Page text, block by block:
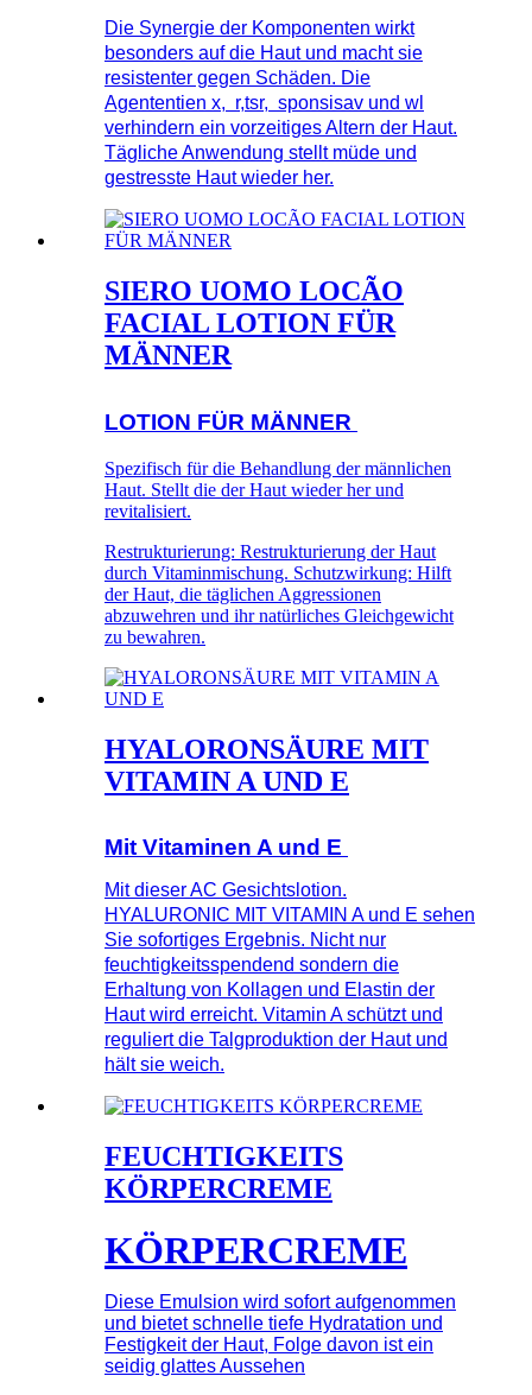
Die Synergie der Komponenten wirkt
besonders auf die Haut und macht sie
resistenter gegen Schäden. Die
Agententien x, r,tsr, sponsisav und wl
verhindern ein vorzeitiges Altern der Haut.
Tägliche Anwendung stellt müde und
gestresste Haut wieder her.
SIERO UOMO LOCÃO
FACIAL LOTION FÜR
MÄNNER
LOTION FÜR MÄNNER
Spezifisch für die Behandlung der männlichen
Haut. Stellt die der Haut wieder her und
revitalisiert.
Restrukturierung: Restrukturierung der Haut
durch Vitaminmischung. Schutzwirkung: Hilft
der Haut, die täglichen Aggressionen
abzuwehren und ihr natürliches Gleichgewicht
zu bewahren.
HYALORONSÄURE MIT
VITAMIN A UND E
Mit Vitaminen A und E
Mit dieser AC Gesichtslotion.
HYALURONIC MIT VITAMIN A und E sehen
Sie sofortiges Ergebnis. Nicht nur
feuchtigkeitsspendend sondern die
Erhaltung von Kollagen und Elastin der
Haut wird erreicht. Vitamin A schützt und
reguliert die Talgproduktion der Haut und
hält sie weich.
FEUCHTIGKEITS
KÖRPERCREME
KÖRPERCREME
Diese Emulsion wird sofort aufgenommen
und bietet schnelle tiefe Hydratation und
Festigkeit der Haut, Folge davon ist ein
seidig glattes Aussehen